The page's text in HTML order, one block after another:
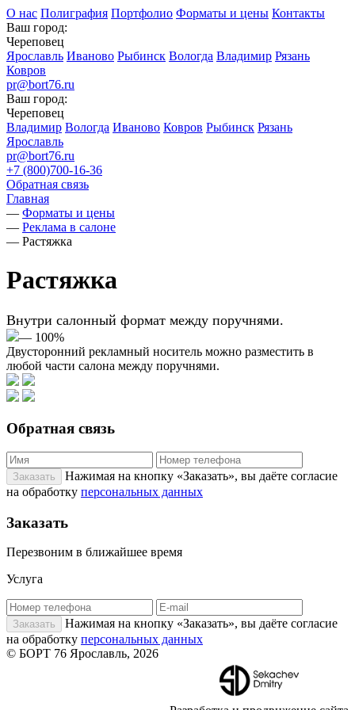
О нас Полиграфия Портфолио Форматы и цены Контакты
Ваш город:
Череповец
Ярославль Иваново Рыбинск Вологда Владимир Рязань
Ковров
pr@bort76.ru
Ваш город:
Череповец
Владимир Вологда Иваново Ковров Рыбинск Рязань
Ярославль
pr@bort76.ru
+7 (800)700-16-36
Обратная связь
Главная
— Форматы и цены
— Реклама в салоне
— Растяжка
Растяжка
Внутри салонный формат между поручнями.
— 100%
Двусторонний рекламный носитель можно разместить в
любой части салона между поручнями.
Обратная связь
Нажимая на кнопку «Заказать», вы даёте согласие
на обработку персональных данных
Заказать
Перезвоним в ближайшее время
Услуга
Нажимая на кнопку «Заказать», вы даёте согласие
на обработку персональных данных
© БОРТ 76 Ярославль, 2026